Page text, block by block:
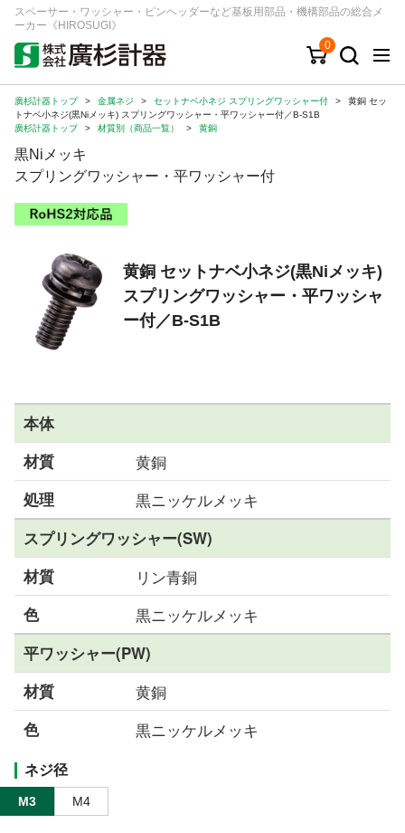
スペーサー・ワッシャー・ピンヘッダーなど基板用部品・機構部品の総合メ
ーカー《HIROSUGI》
0
キーワード 品番/シリーズ
商品カテゴリから探す
ジャンルから探す
シリーズから探す
ログイン
注文・見積りについて
ご利用ガイド
廣杉計器トップ > 金属ネジ > セットナベ小ネジ スプリングワッシャー付 >
黄銅 セッ
トナベ小ネジ(黒Niメッキ) スプリングワッシャー・平ワッシャー付／B-S1B
廣杉計器トップ
> 材質別（商品一覧） > 黄銅
黒Niメッキ
スプリングワッシャー・平ワッシャー付
黄銅 セットナベ小ネジ(黒Niメッキ)
スプリングワッシャー・平ワッシャ
ー付／B-S1B
本体
材質
黄銅
処理 黒ニッケルメッキ
スプリングワッシャー(SW)
材質
リン青銅
色 黒ニッケルメッキ
平ワッシャー(PW)
材質
黄銅
色 黒ニッケルメッキ
ネジ径
M3 M4